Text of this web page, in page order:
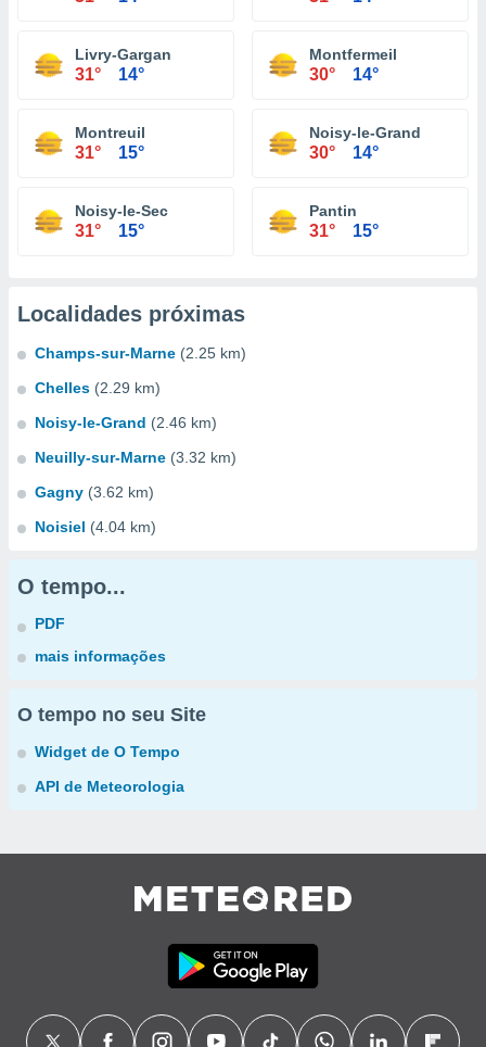
Livry-Gargan
31° 14°
Montfermeil
30° 14°
Montreuil
31° 15°
Noisy-le-Grand
30° 14°
Noisy-le-Sec
31° 15°
Pantin
31° 15°
Localidades próximas
Champs-sur-Marne (2.25 km)
Chelles (2.29 km)
Noisy-le-Grand (2.46 km)
Neuilly-sur-Marne (3.32 km)
Gagny (3.62 km)
Noisiel (4.04 km)
O tempo...
PDF
mais informações
O tempo no seu Site
Widget de O Tempo
API de Meteorologia